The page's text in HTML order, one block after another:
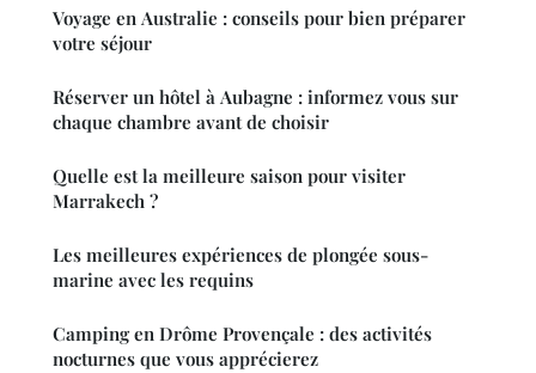
Voyage en Australie : conseils pour bien préparer
votre séjour
Réserver un hôtel à Aubagne : informez vous sur
chaque chambre avant de choisir
Quelle est la meilleure saison pour visiter
Marrakech ?
Les meilleures expériences de plongée sous-
marine avec les requins
Camping en Drôme Provençale : des activités
nocturnes que vous apprécierez